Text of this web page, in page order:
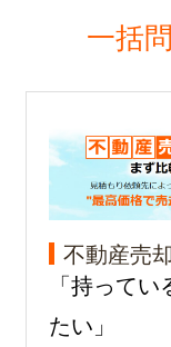
一括
不動産売
「持って
たい」